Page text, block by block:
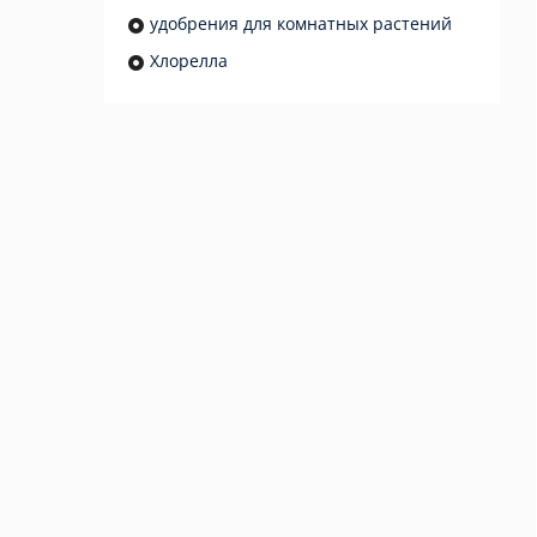
удобрения для комнатных растений
Хлорелла